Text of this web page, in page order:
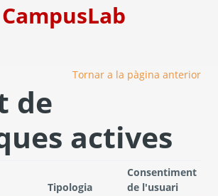
CampusLab
Tornar a la pàgina anterior
de
actives
Tipologia
Consentiment
de l'usuari